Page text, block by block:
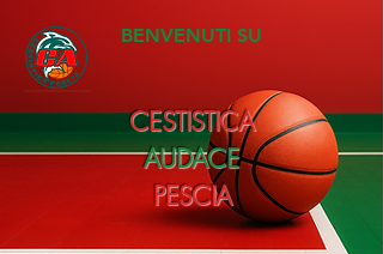
BENVENUTI SU
CESTISTICA
AUDACE
PESCIA